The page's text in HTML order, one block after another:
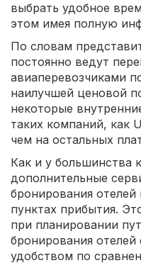
выбрать удобное
этом имея полную
По словам
постоянно ведут
авиаперевозчиками
наилучшей ценовой
некоторые
таких компаний, как
чем на остальных
Как и у большинства
дополнительные
бронирования
пунктах прибытия.
при планировании
бронирования
удобством по